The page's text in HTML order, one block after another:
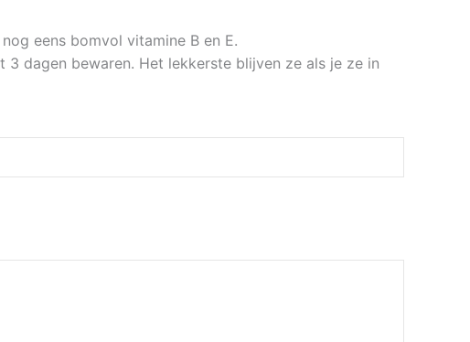
eens bomvol vitamine B en E.
dagen bewaren. Het lekkerste blijven ze als je ze in